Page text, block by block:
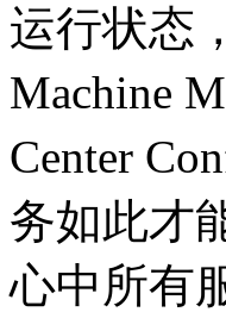
运行状态
Machine
Center
务如此才
心中所有